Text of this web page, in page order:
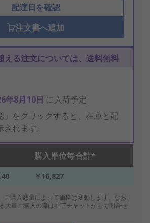
配達日を確認
注文書へ追加
える注文については、送料無料
年8月10日 に入荷予定
」をクリックすると、在庫と配
れます。
購入単位毎合計*
￥16,827
購入数量によって価格は変動します。なお、
大量ご購入の際は右下チャットからお問合せ